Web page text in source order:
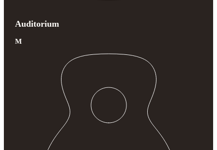
Auditorium
M